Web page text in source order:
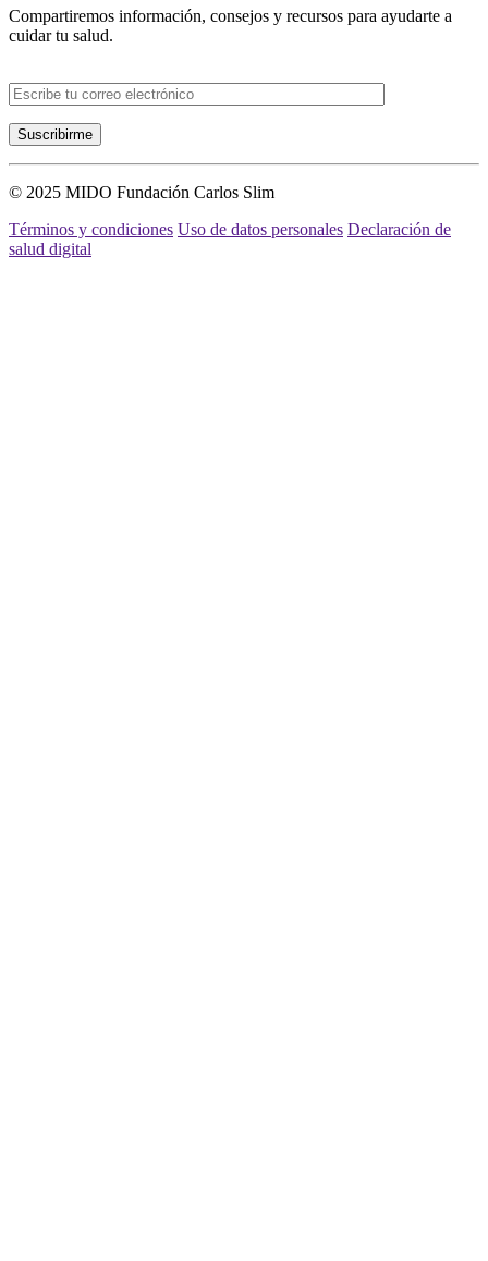
Compartiremos información, consejos y recursos para ayudarte a
cuidar tu salud.
© 2025 MIDO Fundación Carlos Slim
Términos y condiciones Uso de datos personales Declaración de
salud digital